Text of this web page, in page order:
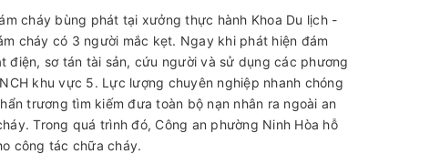
cháy bùng phát tại xưởng thực hành Khoa Du lịch -
cháy có 3 người mắc kẹt. Ngay khi phát hiện đám
điện, sơ tán tài sản, cứu người và sử dụng các phương
khu vực 5. Lực lượng chuyên nghiệp nhanh chóng
trương tìm kiếm đưa toàn bộ nạn nhân ra ngoài an
Trong quá trình đó, Công an phường Ninh Hòa hỗ
công tác chữa cháy.